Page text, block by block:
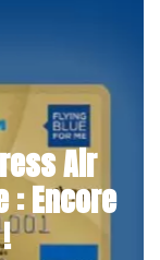
Air
: Encore